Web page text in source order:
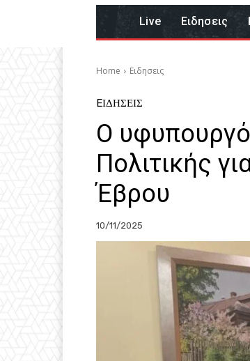
Live Eιδησεις
Home Eιδησεις
EΙΔΗΣΕΙΣ
Ο
Πολιτικής
Έβρου
10/11/2025